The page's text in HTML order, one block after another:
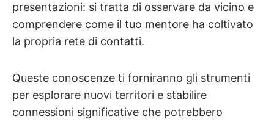
presentazioni: si tratta di osservare da vicino e
comprendere come il tuo mentore ha coltivato
la propria rete di contatti.
Queste conoscenze ti forniranno gli strumenti
per esplorare nuovi territori e stabilire
connessioni significative che potrebbero